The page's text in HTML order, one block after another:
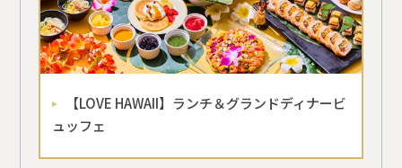
【LOVE HAWAII】ランチ＆グランドディナービ
ュッフェ